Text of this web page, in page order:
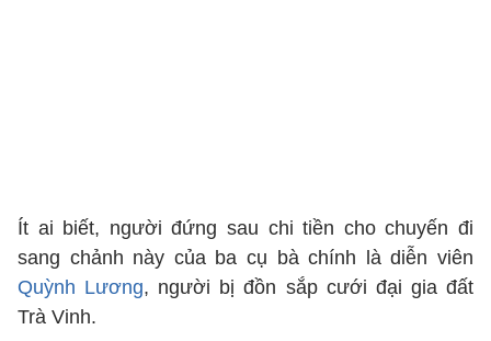
Ít ai biết, người đứng sau chi tiền cho chuyến đi
sang chảnh này của ba cụ bà chính là diễn viên
Quỳnh Lương, người bị đồn sắp cưới đại gia đất
Trà Vinh.